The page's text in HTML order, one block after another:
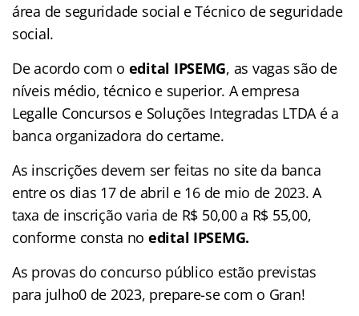
área de seguridade social e Técnico de seguridade
social.
De acordo com o edital IPSEMG, as vagas são de
níveis médio, técnico e superior. A empresa
Legalle Concursos e Soluções Integradas LTDA é a
banca organizadora do certame.
As inscrições devem ser feitas no site da banca
entre os dias 17 de abril e 16 de mio de 2023. A
taxa de inscrição varia de R$ 50,00 a R$ 55,00,
conforme consta no edital IPSEMG.
As provas do concurso público estão previstas
para julho0 de 2023, prepare-se com o Gran!